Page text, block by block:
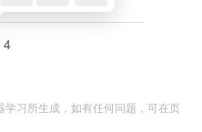
4
习所生成，如有任何问题，可在页